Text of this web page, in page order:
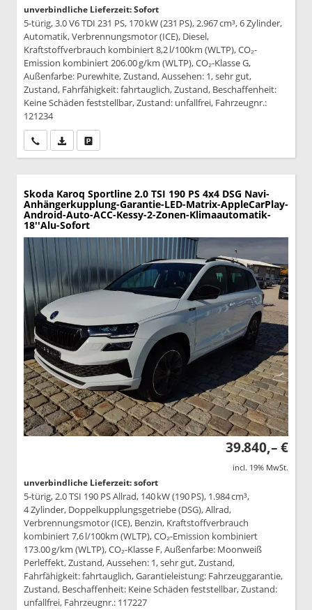
unverbindliche Lieferzeit: Sofort
5-türig, 3.0 V6 TDI 231 PS, 170 kW (231 PS), 2.967 cm³, 6 Zylinder,
Automatik, Verbrennungsmotor (ICE), Diesel,
Kraftstoffverbrauch kombiniert 8,2 l/100km (WLTP), CO₂-
Emission kombiniert 206.00 g/km (WLTP), CO₂-Klasse G,
Außenfarbe: Purewhite, Zustand, Aussehen: 1, sehr gut,
Zustand, Fahrfähigkeit: fahrtauglich, Zustand, Beschaffenheit:
Keine Schäden feststellbar, Zustand: unfallfrei, Fahrzeugnr.:
121234
Wir rufen Sie anPDF-Datei, Fahrzeugexposé drucken
Skoda Karoq Sportline 2.0 TSI 190 PS 4x4 DSG Navi-
Anhängerkupplung-Garantie-LED-Matrix-AppleCarPlay-
Android-Auto-ACC-Kessy-2-Zonen-Klimaautomatik-
18''Alu-Sofort
39.840,– €
incl. 19% MwSt.
unverbindliche Lieferzeit: sofort
5-türig, 2.0 TSI 190 PS Allrad, 140 kW (190 PS), 1.984 cm³,
4 Zylinder, Doppelkupplungsgetriebe (DSG), Allrad,
Verbrennungsmotor (ICE), Benzin, Kraftstoffverbrauch
kombiniert 7,6 l/100km (WLTP), CO₂-Emission kombiniert
173.00 g/km (WLTP), CO₂-Klasse F, Außenfarbe: Moonweiß
Perleffekt, Zustand, Aussehen: 1, sehr gut, Zustand,
Fahrfähigkeit: fahrtauglich, Garantieleistung: Fahrzeuggarantie,
Zustand, Beschaffenheit: Keine Schäden feststellbar, Zustand:
unfallfrei, Fahrzeugnr.: 117227